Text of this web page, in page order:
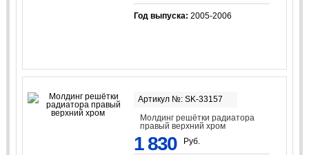
Год выпуска: 2005-2006
Артикул №: SK-33157
Молдинг решётки радиатора
правый верхний хром
1 830 Руб.